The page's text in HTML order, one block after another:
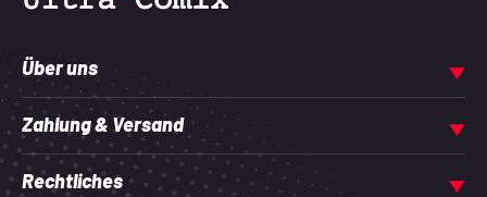
Über uns
Zahlung & Versand
Rechtliches